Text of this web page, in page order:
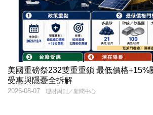
美國重磅祭232雙重重鎖 最低價格+15%
受惠與隱憂全拆解
理財周刊／新聞中心
2026-08-07